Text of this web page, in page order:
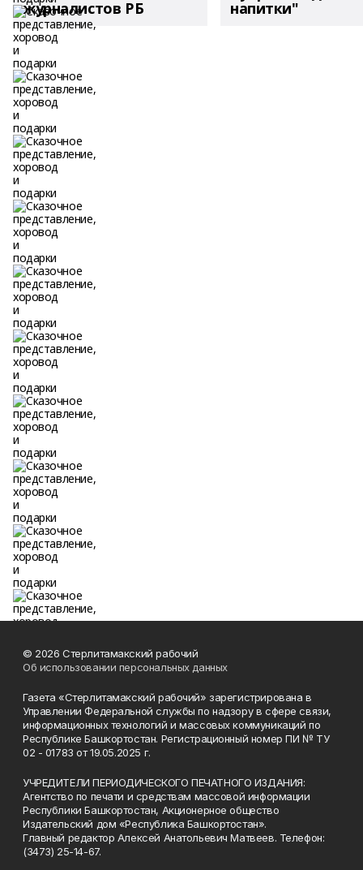
журналистов РБ напитки"
© 2026 Стерлитамакский рабочий
Об использовании персональных данных
Газета «Стерлитамакский рабочий» зарегистрирована в
Управлении Федеральной службы по надзору в сфере связи,
информационных технологий и массовых коммуникаций по
Республике Башкортостан. Регистрационный номер ПИ № ТУ
02 - 01783 от 19.05.2025 г.
УЧРЕДИТЕЛИ ПЕРИОДИЧЕСКОГО ПЕЧАТНОГО ИЗДАНИЯ:
Агентство по печати и средствам массовой информации
Республики Башкортостан, Акционерное общество
Издательский дом «Республика Башкортостан».
Главный редактор Алексей Анатольевич Матвеев. Телефон:
(3473) 25-14-67.